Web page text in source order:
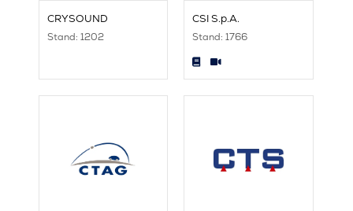
CRYSOUND
Stand: 1202
CSI S.p.A.
Stand: 1766